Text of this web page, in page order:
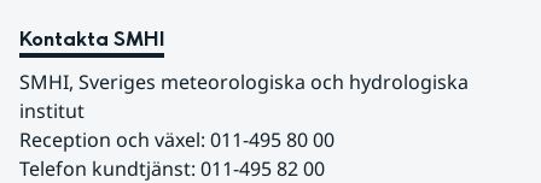
Kontakta SMHI
SMHI, Sveriges meteorologiska och hydrologiska
institut
Reception och växel: 011-495 80 00
Telefon kundtjänst: 011-495 82 00